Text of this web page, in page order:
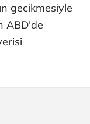
gecikmesiyle
ABD'de